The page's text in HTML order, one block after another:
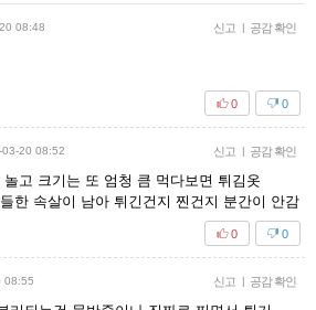
08:48 신고 공감 확인
0
0
03-20 08:52 신고 공감 확인
고 크기는 또 엄청 큼 먹다보면 튀김옷
한 속살이 남아 튀긴건지 찐건지 분간이 안감
0
0
08:55 신고 공감 확인